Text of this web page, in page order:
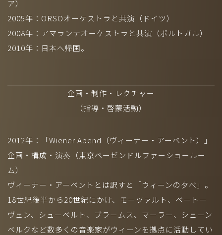
ア）
2005年：ORSOオーケストラと共演（ドイツ）
2008年：アマランテオーケストラと共演（ポルトガル）
2010年：日本へ帰国。
企画・制作・レクチャー
（指導・啓蒙活動）
2012年：「Wiener Abend（ヴィーナー・アーベント）」
企画・構成・演奏（東京ベーゼンドルファーショールー
ム）
ヴィーナー・アーベントとは訳すと「ウィーンの夕べ」。
18世紀後半から20世紀にかけ、モーツァルト、ベートー
ヴェン、シューベルト、ブラームス、マーラー、シェーン
ベルクなど数多くの音楽家がウィーンを拠点に活動してい